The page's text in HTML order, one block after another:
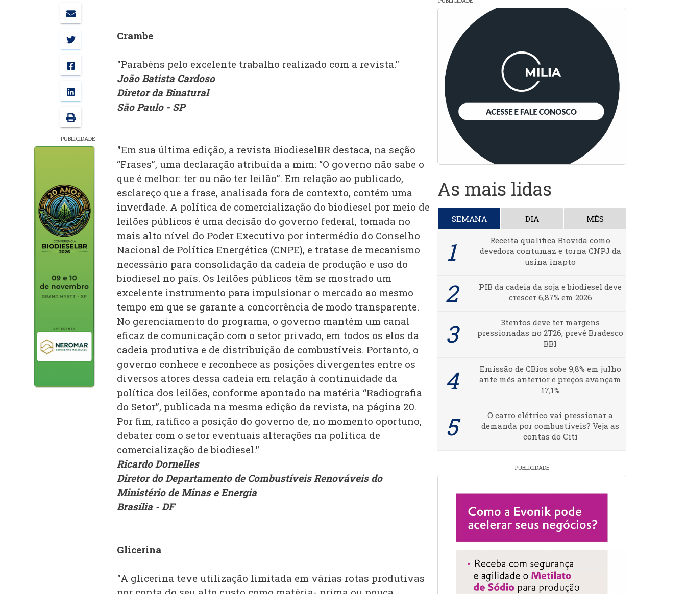
PUBLICIDADE
Crambe
"Parabéns pelo excelente trabalho realizado com a revista."
João Batista Cardoso
Diretor da Binatural
São Paulo - SP
"Em sua última edição, a revista BiodieselBR destaca, na seção
“Frases”, uma declaração atribuída a mim: “O governo não sabe o
que é melhor: ter ou não ter leilão”. Em relação ao publicado,
esclareço que a frase, analisada fora de contexto, contém uma
inverdade. A política de comercialização do biodiesel por meio de
leilões públicos é uma decisão do governo federal, tomada no
mais alto nível do Poder Executivo por intermédio do Conselho
Nacional de Política Energética (CNPE), e tratase de mecanismo
necessário para consolidação da cadeia de produção e uso do
biodiesel no país. Os leilões públicos têm se mostrado um
excelente instrumento para impulsionar o mercado ao mesmo
tempo em que se garante a concorrência de modo transparente.
No gerenciamento do programa, o governo mantém um canal
eficaz de comunicação com o setor privado, em todos os elos da
cadeia produtiva e de distribuição de combustíveis. Portanto, o
governo conhece e reconhece as posições divergentes entre os
diversos atores dessa cadeia em relação à continuidade da
política dos leilões, conforme apontado na matéria “Radiografia
do Setor”, publicada na mesma edição da revista, na página 20.
Por fim, ratifico a posição do governo de, no momento oportuno,
debater com o setor eventuais alterações na política de
comercialização de biodiesel."
Ricardo Dornelles
Diretor do Departamento de Combustíveis Renováveis do
Ministério de Minas e Energia
Brasília - DF
Glicerina
"A glicerina teve utilização limitada em várias rotas produtivas
As mais lidas
SEMANA DIA MÊS
Receita qualifica Biovida como
devedora contumaz e torna CNPJ da
usina inapto
PIB da cadeia da soja e biodiesel deve
crescer 6,87% em 2026
3tentos deve ter margens
pressionadas no 2T26, prevê Bradesco
BBI
Emissão de CBios sobe 9,8% em julho
ante mês anterior e preços avançam
17,1%
O carro elétrico vai pressionar a
demanda por combustíveis? Veja as
contas do Citi
PUBLICIDADE